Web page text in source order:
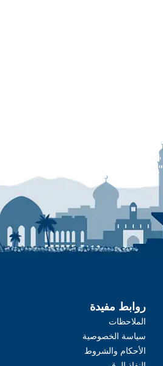
روابط مفيدة
الملاحظات
سياسة الخصوصية
الأحكام والشروط